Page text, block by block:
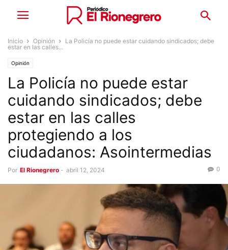
Inicio Opinión
La Policía no puede estar cuidando sindicados; debe
estar en las calles...
Opinión
La Policía no puede estar
cuidando sindicados; debe
estar en las calles
protegiendo a los
ciudadanos: Asointermedias
Por El Rionegrero - abril 12, 2024 0